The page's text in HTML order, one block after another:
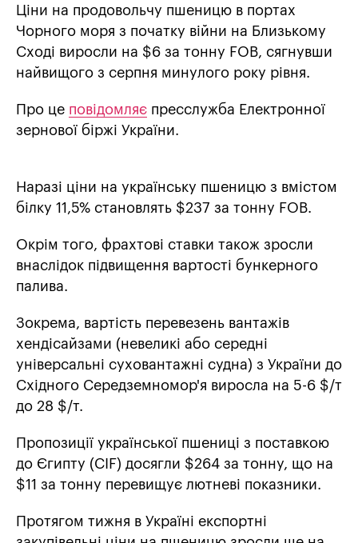
Ціни на продовольчу пшеницю в портах
Чорного моря з початку війни на Близькому
Сході виросли на $6 за тонну FOB, сягнувши
найвищого з серпня минулого року рівня.
Про це повідомляє пресслужба Електронної
зернової біржі України.
Наразі ціни на українську пшеницю з вмістом
білку 11,5% становлять $237 за тонну FOB.
Окрім того, фрахтові ставки також зросли
внаслідок підвищення вартості бункерного
палива.
Зокрема, вартість перевезень вантажів
хендісайзами (невеликі або середні
універсальні суховантажні судна) з України до
Східного Середземномор'я виросла на 5-6 $/т
до 28 $/т.
Пропозиції української пшениці з поставкою
до Єгипту (CIF) досягли $264 за тонну, що на
$11 за тонну перевищує лютневі показники.
Протягом тижня в Україні експортні